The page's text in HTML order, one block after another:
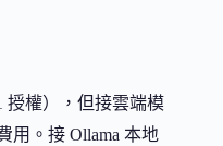
授權），但接雲端模
用。接 Ollama 本地